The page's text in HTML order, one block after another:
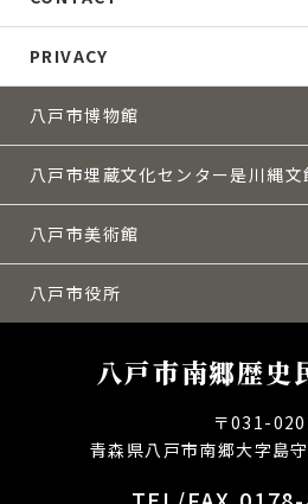
PRIVACY
八戸市博物館
八戸市埋蔵文化センター是川縄文
八戸市美術館
八戸市役所
八戸市南郷歴史
〒031-
青森県八戸市南郷大字島